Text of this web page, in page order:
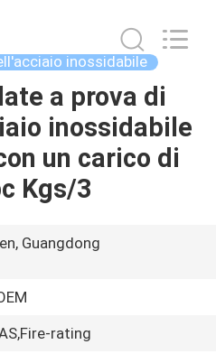
inossidabile
a prova di
inossidabile
un carico di
Kgs/3
Guangdong
rating